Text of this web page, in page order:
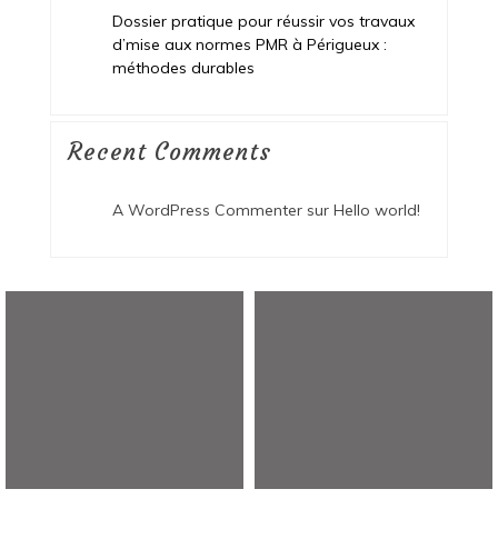
Dossier pratique pour réussir vos travaux
d’mise aux normes PMR à Périgueux :
méthodes durables
Recent Comments
A WordPress Commentersur Hello world!